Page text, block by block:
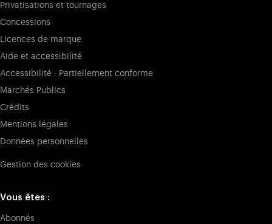
Privatisations et tournages
Concessions
Licences de marque
Aide et accessibilité
Accessibilité : Partiellement conforme
Marchés Publics
Crédits
Mentions légales
Données personnelles
Gestion des cookies
Vous êtes :
Abonnés